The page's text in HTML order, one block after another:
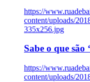
https://
content/uploads/
335x256.jpg
Sabe o que
https://
content/uploads/